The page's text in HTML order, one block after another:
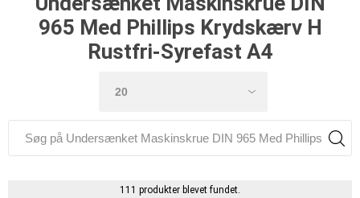
965 Med Phillips Krydskærv H
Rustfri-Syrefast A4
111 produkter blevet fundet.